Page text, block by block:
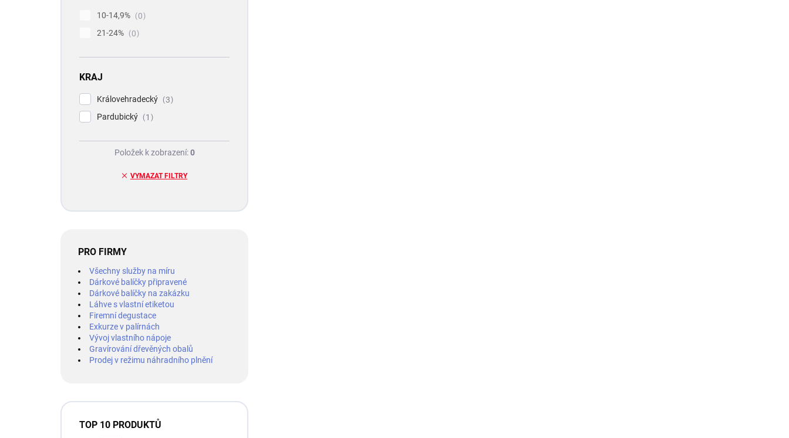
10-14,9%
0
21-24%
0
KRAJ
Královehradecký
3
Pardubický
1
VYMAZAT FILTRY
Položek k zobrazení:0
PRO FIRMY
Všechny služby na míru
Dárkové balíčky připravené
Dárkové balíčky na zakázku
Láhve s vlastní etiketou
Firemní degustace
Exkurze v palírnách
Vývoj vlastního nápoje
Gravírování dřevěných obalů
Prodej v režimu náhradního plnění
TOP 10 PRODUKTŮ